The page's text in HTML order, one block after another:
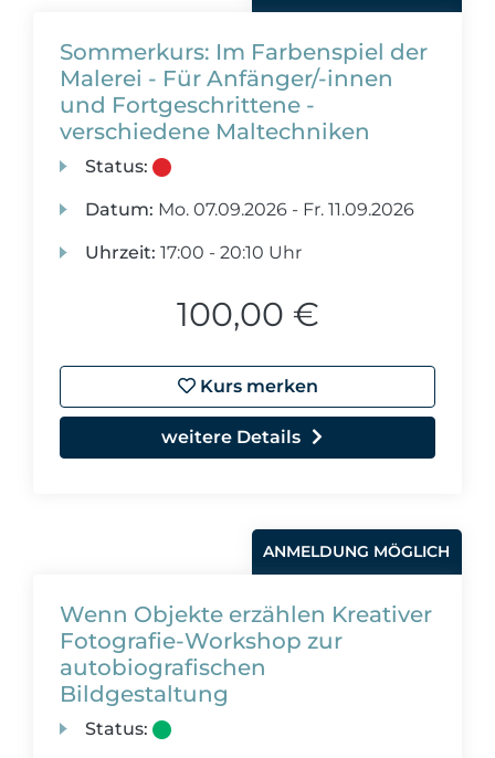
Sommerkurs: Im Farbenspiel der
Malerei - Für Anfänger/-innen
und Fortgeschrittene -
verschiedene Maltechniken
Status:
Datum: Mo. 07.09.2026 - Fr. 11.09.2026
Uhrzeit: 17:00 - 20:10 Uhr
100,00 €
Kurs merken
weitere Details
ANMELDUNG MÖGLICH
Wenn Objekte erzählen Kreativer
Fotografie-Workshop zur
autobiografischen
Bildgestaltung
Status: